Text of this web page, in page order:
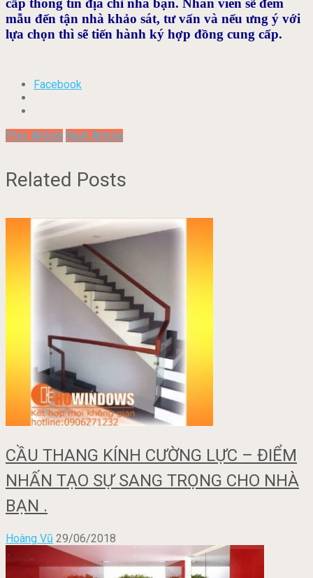
cấp thông tin địa chỉ nhà bạn. Nhân viên sẽ đem
mẫu đến tận nhà khảo sát, tư vấn và nếu ưng ý với
lựa chọn thì sẽ tiến hành ký hợp đồng cung cấp.
Facebook
Prev Article Next Article
Related Posts
CẦU THANG KÍNH CƯỜNG LỰC – ĐIỂM
NHẤN TẠO SỰ SANG TRỌNG CHO NHÀ
BẠN .
Hoàng Vũ 29/06/2018